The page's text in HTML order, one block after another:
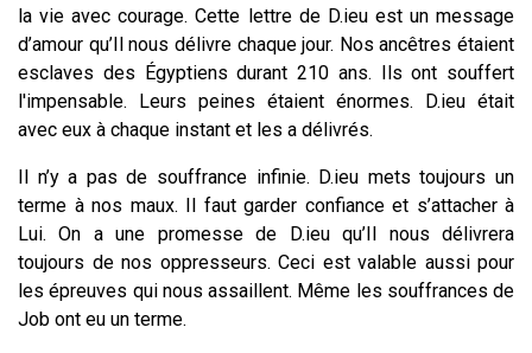
la vie avec courage. Cette lettre de D.ieu est un message
d’amour qu’Il nous délivre chaque jour. Nos ancêtres étaient
esclaves des Égyptiens durant 210 ans. Ils ont souffert
l'impensable. Leurs peines étaient énormes. D.ieu était
avec eux à chaque instant et les a délivrés.
Il n’y a pas de souffrance infinie. D.ieu mets toujours un
terme à nos maux. Il faut garder confiance et s’attacher à
Lui. On a une promesse de D.ieu qu’Il nous délivrera
toujours de nos oppresseurs. Ceci est valable aussi pour
les épreuves qui nous assaillent. Même les souffrances de
Job ont eu un terme.